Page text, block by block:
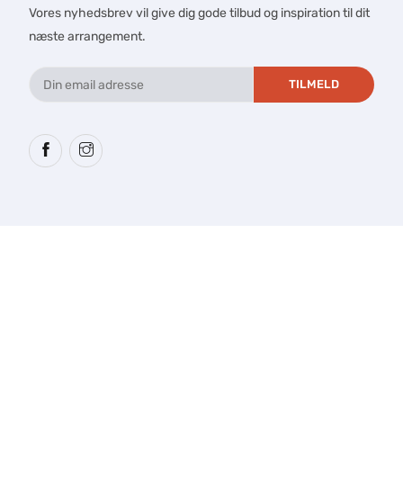
Vores nyhedsbrev vil give dig gode tilbud og inspiration til dit
næste arrangement.
TILMELD